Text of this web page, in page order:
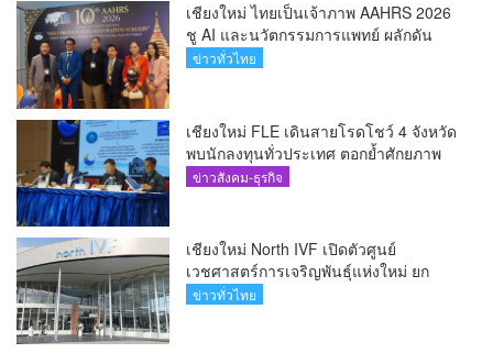
เชียงใหม่ ไทยเป็นเจ้าภาพ AAHRS 2026
ชู AI และนวัตกรรมการแพทย์ ผลักดัน
Medical Hub และศูนย์กลางปลูกผมแห่ง
ข่าวทั่วไทย
เชียงใหม่ FLE เดินสายโรดโชว์ 4 จังหวัด
พบนักลงทุนทั่วประเทศ ตอกย้ำศักยภาพ
ผู้นำธุรกิจระบบน้ำครบวงจร(คลิป)
ข่าวสังคม-ธุรกิจ
เชียงใหม่ North IVF เปิดตัวศูนย์
เวชศาสตร์การเจริญพันธุ์แห่งใหม่ ยก
ระดับเชียงใหม่สู่ ศูนย์กลางการรักษาผู้มี
ข่าวทั่วไทย